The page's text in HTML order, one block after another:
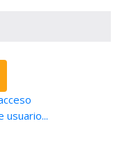
usuario...